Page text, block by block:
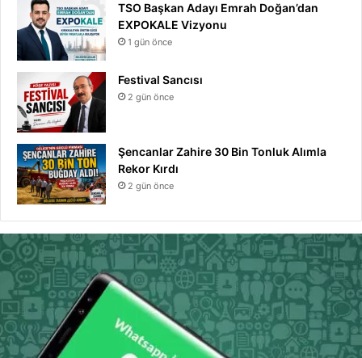
TSO Başkan Adayı Emrah Doğan’dan
EXPOKALE Vizyonu
1 gün önce
Festival Sancısı
2 gün önce
Şencanlar Zahire 30 Bin Tonluk Alımla
Rekor Kırdı
2 gün önce